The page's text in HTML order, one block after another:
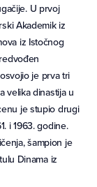
U prvoj
Akademik iz
iz Istočnog
je prva tri
velika dinastija u
je stupio drugi
i 1963. godine.
šampion je
Dinama iz